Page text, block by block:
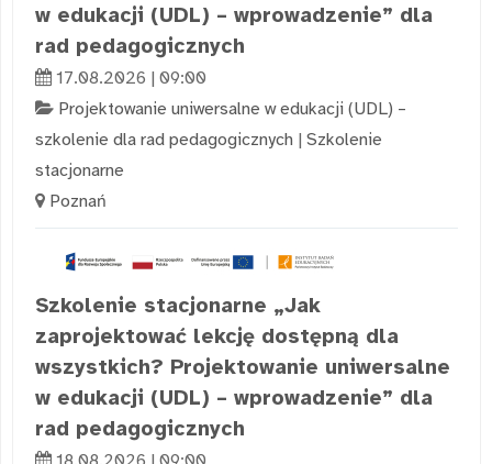
w edukacji (UDL) – wprowadzenie” dla
rad pedagogicznych
17.08.2026 | 09:00
Projektowanie uniwersalne w edukacji (UDL) –
szkolenie dla rad pedagogicznych | Szkolenie
stacjonarne
Poznań
Szkolenie stacjonarne „Jak
zaprojektować lekcję dostępną dla
wszystkich? Projektowanie uniwersalne
w edukacji (UDL) – wprowadzenie” dla
rad pedagogicznych